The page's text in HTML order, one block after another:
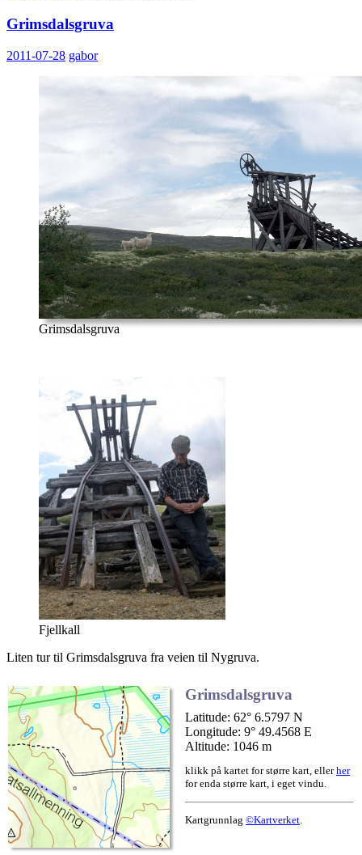
Grimsdalsgruva
2011-07-28 gabor
Grimsdalsgruva
Fjellkall
Liten tur til Grimsdalsgruva fra veien til Nygruva.
Grimsdalsgruva
Latitude: 62° 6.5797 N
Longitude: 9° 49.4568 E
Altitude: 1046 m
klikk på kartet for større kart, ellerher
for enda større kart, i eget vindu.
Kartgrunnlag ©Kartverket